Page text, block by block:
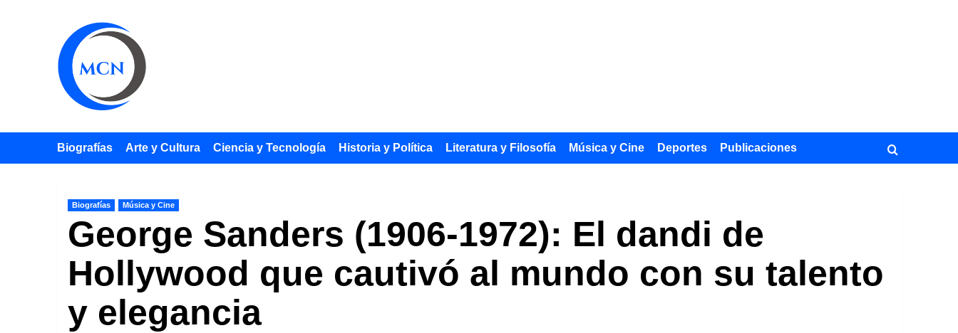
Biografías Arte y Cultura Ciencia y Tecnología Historia y Política Literatura y Filosofía Música y Cine Deportes Publicaciones
Biografías Música y Cine
George Sanders (1906-1972): El dandi de
Hollywood que cautivó al mundo con su talento
y elegancia